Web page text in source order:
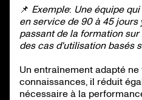
📌 Exemple: Une équipe
en service de 90 à 45 jours
passant de la formation
des cas d'utilisation basés
Un entraînement adapté
connaissances, il réduit
nécessaire à la